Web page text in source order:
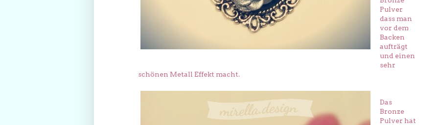
Pulver
dass man
vor dem
Backen
aufträgt
und einen
sehr
schönen Metall Effekt macht.
Das
Bronze
Pulver hat